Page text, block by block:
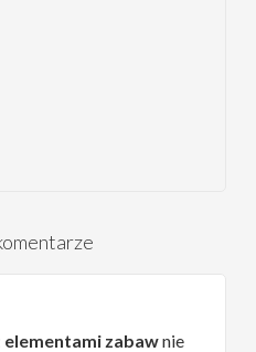
elementami zabawnie